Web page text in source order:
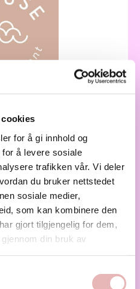
for å gi innhold og
å levere sosiale
trafikken vår. Vi deler
du bruker nettstedet
sosiale medier,
som kan kombinere den
gjort tilgjengelig for dem,
din bruk av
trening med høy
senke...